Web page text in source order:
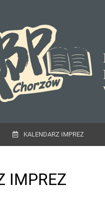
KALENDARZ IMPREZ
IMPREZ